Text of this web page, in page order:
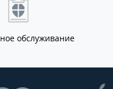
обслуживание